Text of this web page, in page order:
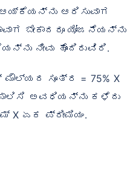
ಆರಿಸುವಾಗ
ಬೇಕಾದರೂ ಯೋಜನೆಯನ್ನು
ನೀವು ಹೊಂದಿರುವಿರಿ.
ಸೂತ್ರ = 75% X
ಅವಧಿಯನ್ನು ಕಳೆದು
X ಏಕ ಪ್ರೀಮಿಯಂ.